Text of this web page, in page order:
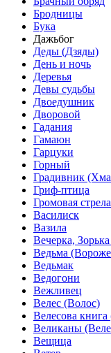
Бродницы
Бука
Дажьбог
Деды (Дзяды)
День и ночь
Деревья
Девы судьбы
Двоедушник
Дворовой
Гадания
Гамаюн
Гарцуки
Горный
Градивник
Гриф-птица
Громовая стрела
Василиск
Вазила
Вечерка,
Ведьма
Ведьмак
Ведогони
Вежливец
Велес (Волос)
Велесова
Великаны
Вещица